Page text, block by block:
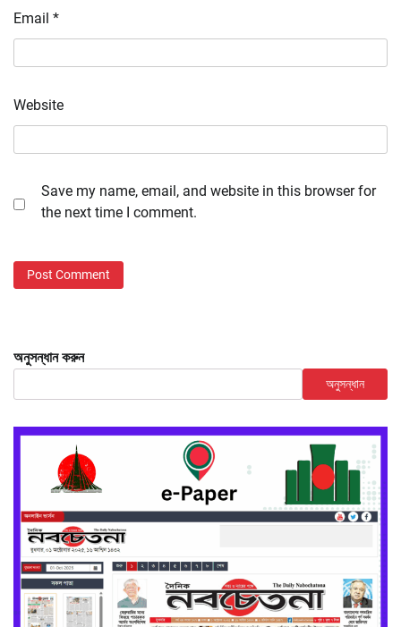
Email *
Website
Save my name, email, and website in this browser for
the next time I comment.
অনুসন্ধান করুন
অনুসন্ধান